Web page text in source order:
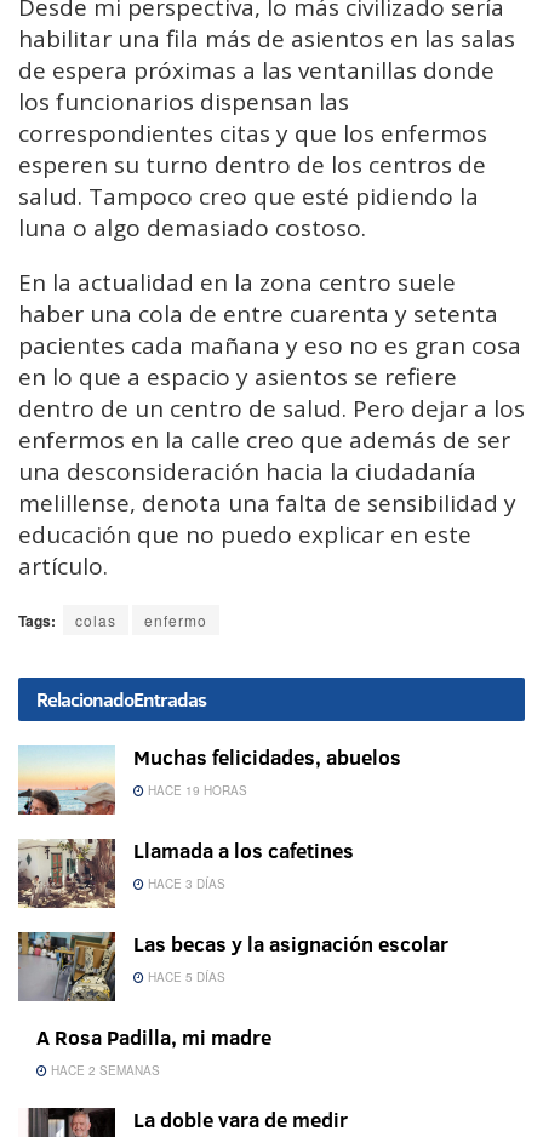
Desde mi perspectiva, lo más civilizado sería
habilitar una fila más de asientos en las salas
de espera próximas a las ventanillas donde
los funcionarios dispensan las
correspondientes citas y que los enfermos
esperen su turno dentro de los centros de
salud. Tampoco creo que esté pidiendo la
luna o algo demasiado costoso.
En la actualidad en la zona centro suele
haber una cola de entre cuarenta y setenta
pacientes cada mañana y eso no es gran cosa
en lo que a espacio y asientos se refiere
dentro de un centro de salud. Pero dejar a los
enfermos en la calle creo que además de ser
una desconsideración hacia la ciudadanía
melillense, denota una falta de sensibilidad y
educación que no puedo explicar en este
artículo.
Tags: colas enfermo
RelacionadoEntradas
Muchas felicidades, abuelos
HACE 19 HORAS
Llamada a los cafetines
HACE 3 DÍAS
Las becas y la asignación escolar
HACE 5 DÍAS
A Rosa Padilla, mi madre
HACE 2 SEMANAS
La doble vara de medir